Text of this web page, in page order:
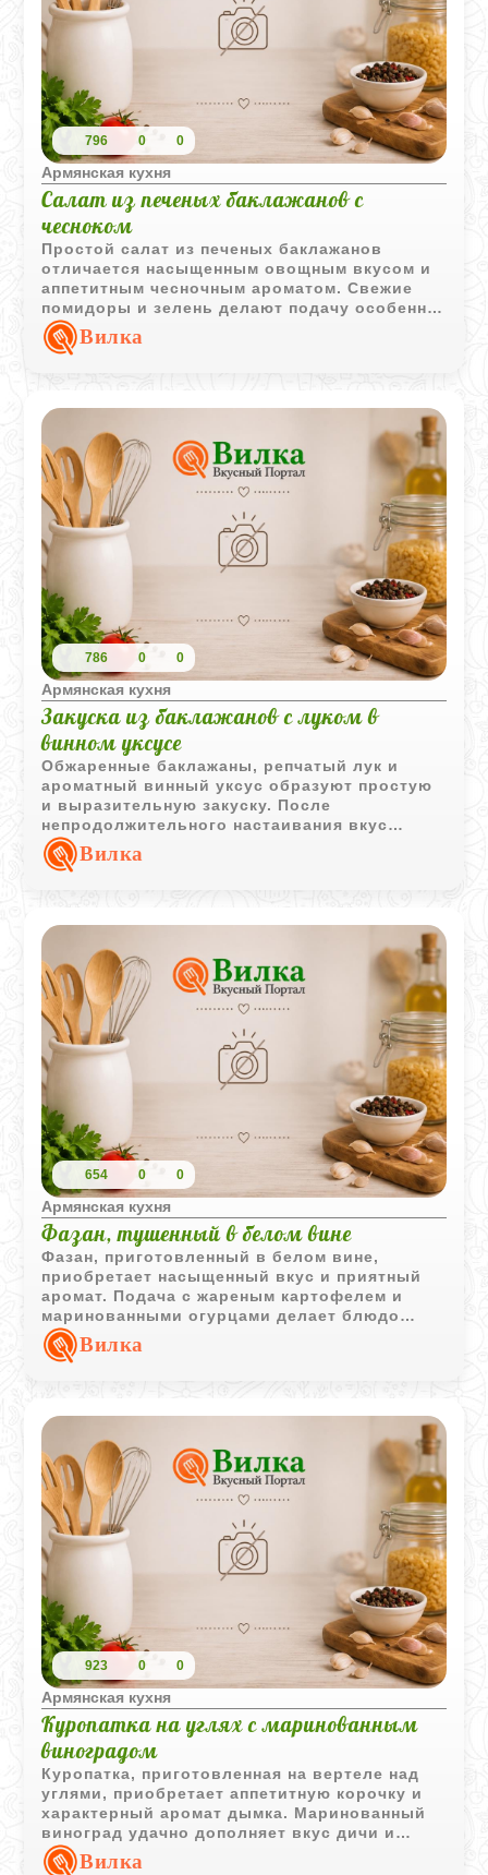
796 0 0
Армянская кухня
Салат из печеных баклажанов с
чесноком
Простой салат из печеных баклажанов
отличается насыщенным овощным вкусом и
аппетитным чесночным ароматом. Свежие
помидоры и зелень делают подачу особенно
яркой.Вилка
786 0 0
Армянская кухня
Закуска из баклажанов с луком в
винном уксусе
Обжаренные баклажаны, репчатый лук и
ароматный винный уксус образуют простую
и выразительную закуску. После
непродолжительного настаивания вкус
становится более насыщенным и
гармоничным.
Вилка
654 0 0
Армянская кухня
Фазан, тушенный в белом вине
Фазан, приготовленный в белом вине,
приобретает насыщенный вкус и приятный
аромат. Подача с жареным картофелем и
маринованными огурцами делает блюдо
полноценным и очень аппетитным.
Вилка
923 0 0
Армянская кухня
Куропатка на углях с маринованным
виноградом
Куропатка, приготовленная на вертеле над
углями, приобретает аппетитную корочку и
характерный аромат дымка. Маринованный
виноград удачно дополняет вкус дичи и
делает подачу более интересной.
Вилка